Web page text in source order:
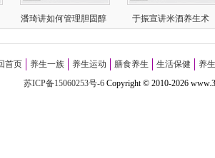
潘琦讲如何管理胆固醇 于振宣讲米酒养生术
首页 养生一族 养生运动 膳食养生 生活保健
养
苏ICP备15060253号-6Copyright©2010-2026